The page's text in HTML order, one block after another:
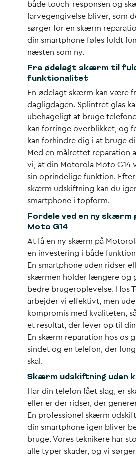
både touch-responsen og
farvegengivelse bliver, som
sørger for en skærm
din smartphone føles fuldt
næsten som ny.
Fra ødelagt skærm til fuld
funktionalitet
En ødelagt skærm kan være
dagligdagen. Splintret glas
ubehageligt at bruge
kan forringe overblikket, og
kan forhindre dig i at bruge
Med en målrettet reparation
vi, at din Motorola Moto G14
sin oprindelige funktion. Efter
skærm udskiftning kan du
smartphone i topform.
Fordele ved en ny skærm
Moto G14
At få en ny skærm på
en investering i både
En smartphone uden ridser
skærmen holder længere og
bedre brugeroplevelse. Hos
arbejder vi effektivt, men
kompromis med kvaliteten,
et resultat, der lever op til
En skærm reparation hos os
sindet og en telefon, der
skal.
Skærm udskiftning uden
Har din telefon fået slag, er
eller er der ridser, der
En professionel skærm
din smartphone igen bliver
bruge. Vores teknikere har
alle typer skader, og vi